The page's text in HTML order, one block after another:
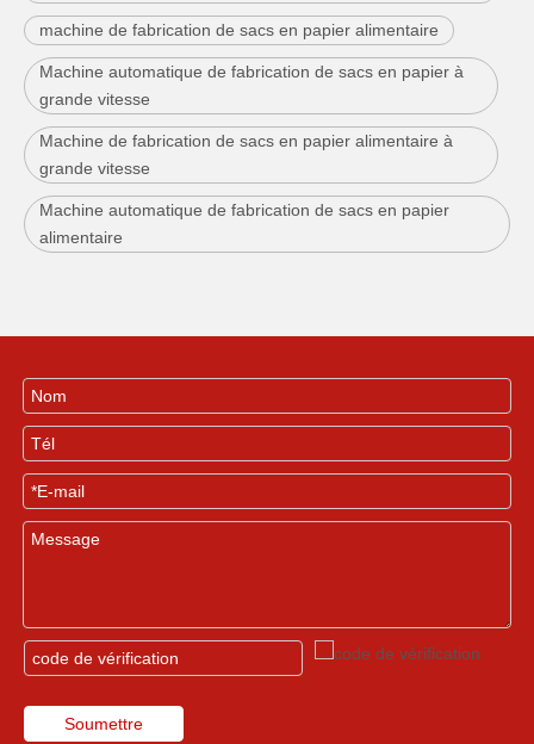
machine de fabrication de sacs en papier alimentaire
Machine automatique de fabrication de sacs en papier à
grande vitesse
Machine de fabrication de sacs en papier alimentaire à
grande vitesse
Machine automatique de fabrication de sacs en papier
alimentaire
Soumettre